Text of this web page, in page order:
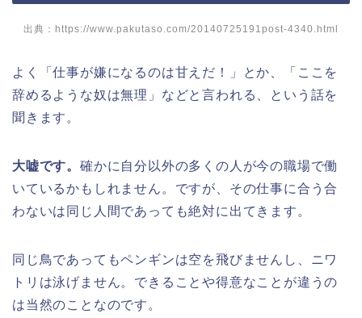
出典：https://www.pakutaso.com/20140725191post-4340.html
よく「仕事が嫌になるのは甘えだ！」とか、「ここを
辞めるような奴は無理」などと言われる、という話を
聞きます。
大嘘です。 確かに自分以外の多くの人が今の職場で働
いているかもしれません。ですが、その仕事に合う合
わないは同じ人間であっても絶対に出てきます。
同じ鳥であってもペンギンは空を飛びませんし、ニワ
トリは泳げません。できることや得意なことが違うの
は当然のことなのです。